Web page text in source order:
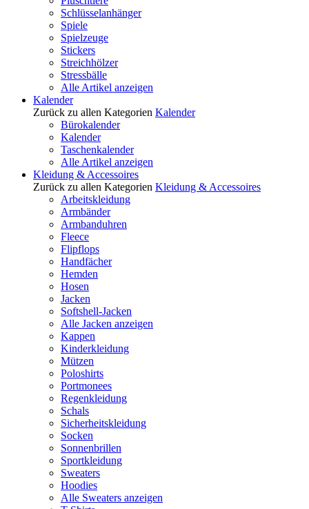
Schlüsselanhänger
Spiele
Spielzeuge
Stickers
Streichhölzer
Stressbälle
Alle Artikel anzeigen
Kalender
Zurück zu allen Kategorien Kalender
Bürokalender
Kalender
Taschenkalender
Alle Artikel anzeigen
Kleidung & Accessoires
Zurück zu allen Kategorien Kleidung & Accessoires
Arbeitskleidung
Armbänder
Armbanduhren
Fleece
Flipflops
Handfächer
Hemden
Hosen
Jacken
Softshell-Jacken
Alle Jacken anzeigen
Kappen
Kinderkleidung
Mützen
Poloshirts
Portmonees
Regenkleidung
Schals
Sicherheitskleidung
Socken
Sonnenbrillen
Sportkleidung
Sweaters
Hoodies
Alle Sweaters anzeigen